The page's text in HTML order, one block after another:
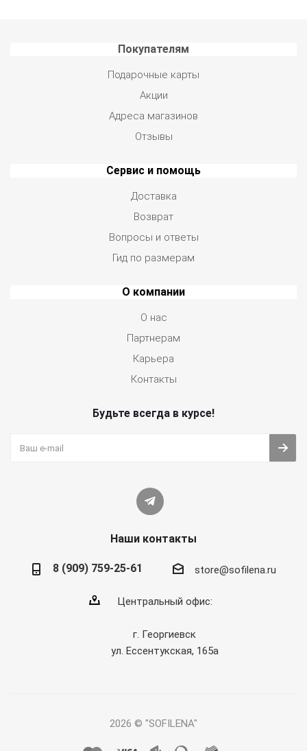
Покупателям
Подарочные карты
Акции
Адреса магазинов
Отзывы
Сервис и помощь
Доставка
Возврат
Вопросы и ответы
Гид по размерам
О компании
О нас
Партнерам
Карьера
Контакты
Будьте всегда в курсе!
Наши контакты
8 (909) 759-25-61 store@sofilena.ru
Центральный офис:
г. Георгиевск
ул. Ессентукская, 165а
2026 © "SOFILENA"